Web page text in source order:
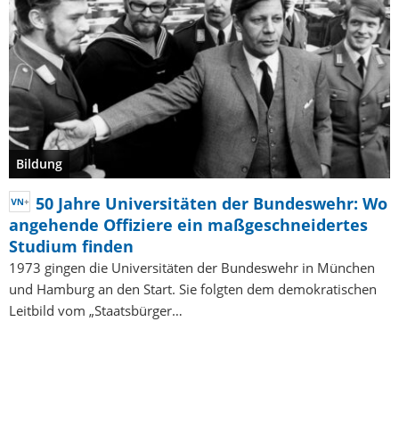
Bildung
50 Jahre Universitäten der Bundeswehr: Wo
angehende Offiziere ein maßgeschneidertes
Studium finden
1973 gingen die Universitäten der Bundeswehr in München
und Hamburg an den Start. Sie folgten dem demokratischen
Leitbild vom „Staatsbürger…